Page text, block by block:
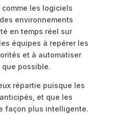
les logiciels
environnements
en temps réel sur
équipes à repérer les
et à automatiser
possible.
répartie puisque les
et que les
façon plus intelligente.